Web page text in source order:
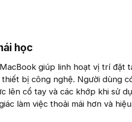
học
giúp linh hoạt vị trí đặt
thiết bị công nghệ. Người dùng
lên cổ tay và các khớp khi sử
làm việc thoải mái hơn và